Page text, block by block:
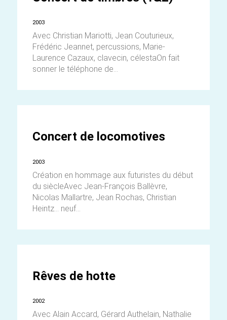
2003
Avec Christian Mariotti, Jean Couturieux,
Frédéric Jeannet, percussions, Marie-
Laurence Cazaux, clavecin, célestaOn fait
sonner le téléphone de...
Concert de locomotives
2003
Création en hommage aux futuristes du début
du siècleAvec Jean-François Ballèvre,
Nicolas Mallartre, Jean Rochas, Christian
Heintz... neuf...
Rêves de hotte
2002
Avec Alain Accard, Gérard Authelain, Nathalie